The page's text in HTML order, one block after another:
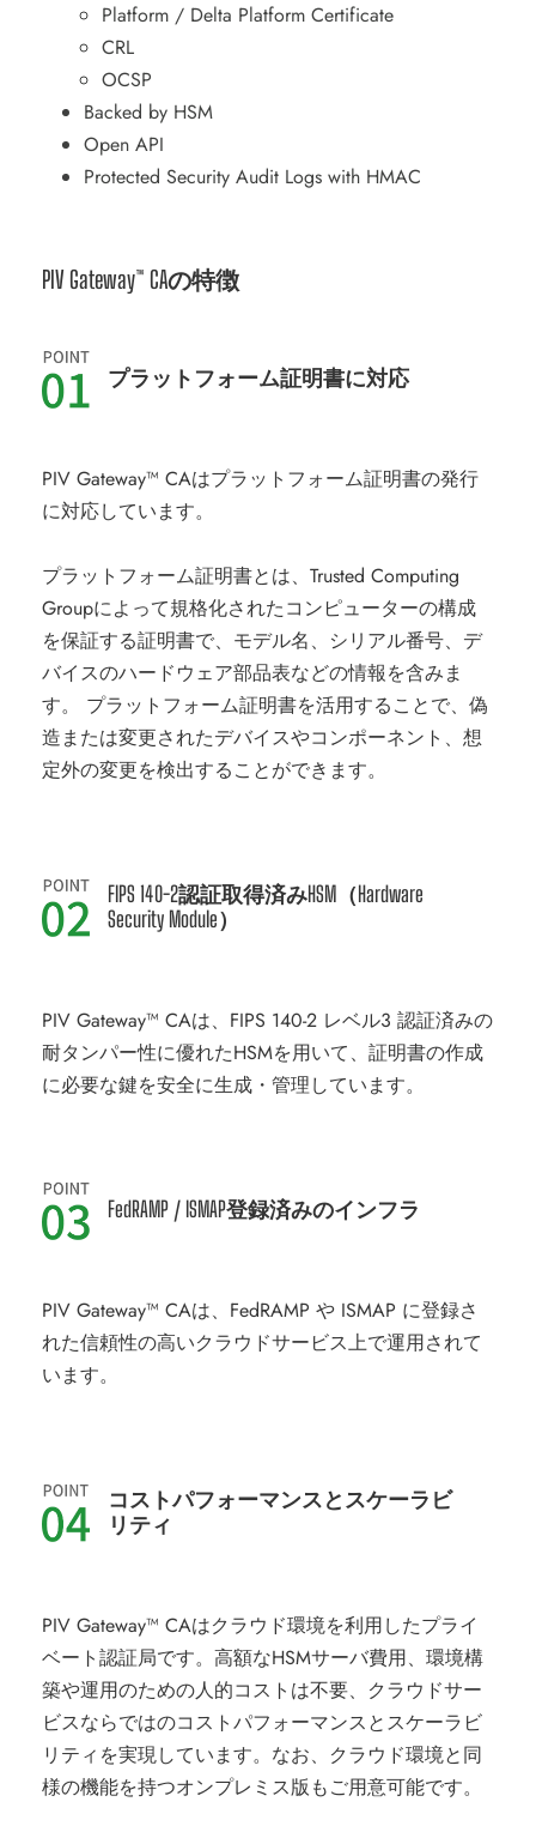
Platform / Delta Platform Certificate
CRL
OCSP
Backed by HSM
Open API
Protected Security Audit Logs with HMAC
PIV Gateway™ CAの特徴
プラットフォーム証明書に対応
PIV Gateway™ CAはプラットフォーム証明書の発行
に対応しています。
プラットフォーム証明書とは、Trusted Computing
Groupによって規格化されたコンピューターの構成
を保証する証明書で、モデル名、シリアル番号、デ
バイスのハードウェア部品表などの情報を含みま
す。 プラットフォーム証明書を活用することで、偽
造または変更されたデバイスやコンポーネント、想
定外の変更を検出することができます。
FIPS 140-2認証取得済みHSM（Hardware
Security Module）
PIV Gateway™ CAは、FIPS 140-2 レベル3 認証済みの
耐タンパー性に優れたHSMを用いて、証明書の作成
に必要な鍵を安全に生成・管理しています。
FedRAMP / ISMAP登録済みのインフラ
PIV Gateway™ CAは、FedRAMP や ISMAP に登録さ
れた信頼性の高いクラウドサービス上で運用されて
います。
コストパフォーマンスとスケーラビ
リティ
PIV Gateway™ CAはクラウド環境を利用したプライ
ベート認証局です。高額なHSMサーバ費用、環境構
築や運用のための人的コストは不要、クラウドサー
ビスならではのコストパフォーマンスとスケーラビ
リティを実現しています。なお、クラウド環境と同
様の機能を持つオンプレミス版もご用意可能です。